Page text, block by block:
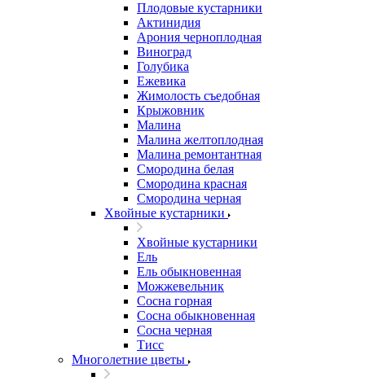
Плодовые кустарники
Актинидия
Арония черноплодная
Виноград
Голубика
Ежевика
Жимолость съедобная
Крыжовник
Малина
Малина желтоплодная
Малина ремонтантная
Смородина белая
Смородина красная
Смородина черная
Хвойные кустарники
Хвойные кустарники
Ель
Ель обыкновенная
Можжевельник
Сосна горная
Сосна обыкновенная
Сосна черная
Тисс
Многолетние цветы